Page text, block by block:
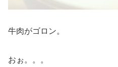
牛肉がゴロン。
おぉ。。。